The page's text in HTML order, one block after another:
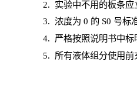
2. 实验中不用的板条
3. 浓度为 0 的 S0 号标
4. 严格按照说明书中标
5. 所有液体组分使用前